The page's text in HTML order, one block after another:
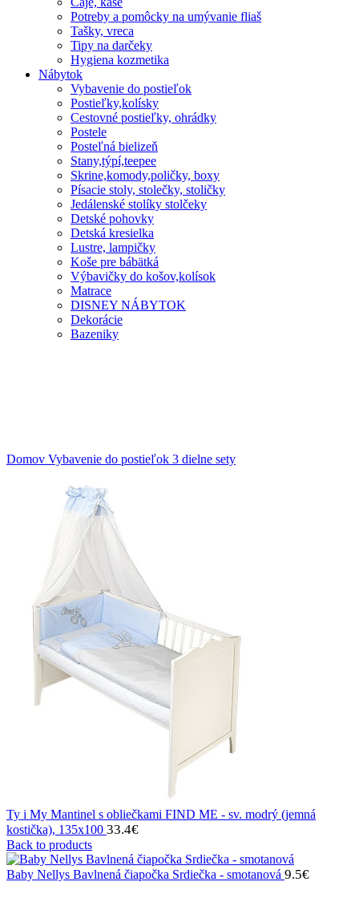
Potreby a pomôcky na umývanie fliaš
Tašky, vreca
Tipy na darčeky
Hygiena kozmetika
Nábytok
Vybavenie do postieľok
Postieľky,kolísky
Cestovné postieľky, ohrádky
Postele
Posteľná bielizeň
Stany,týpí,teepee
Skrine,komody,poličky, boxy
Písacie stoly, stolečky, stoličky
Jedálenské stolíky stolčeky
Detské pohovky
Detská kresielka
Lustre, lampičky
Koše pre bábätká
Výbavičky do košov,kolísok
Matrace
DISNEY NÁBYTOK
Dekorácie
Bazeniky
Domov Vybavenie do postieľok 3 dielne sety
Ty i My Mantinel s obliečkami FIND ME - sv. modrý (jemná
kostička), 135x100 33.4€
Back to products
Baby Nellys Bavlnená čiapočka Srdiečka - smotanová 9.5€